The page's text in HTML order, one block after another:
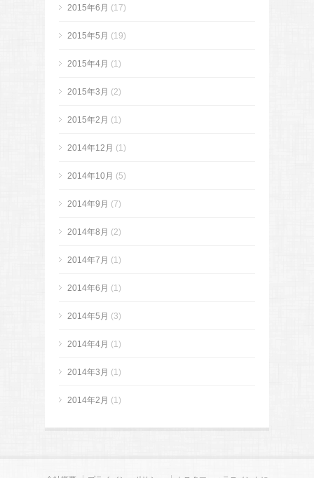
2015年6月 (17)
2015年5月 (19)
2015年4月 (1)
2015年3月 (2)
2015年2月 (1)
2014年12月 (1)
2014年10月 (5)
2014年9月 (7)
2014年8月 (2)
2014年7月 (1)
2014年6月 (1)
2014年5月 (3)
2014年4月 (1)
2014年3月 (1)
2014年2月 (1)